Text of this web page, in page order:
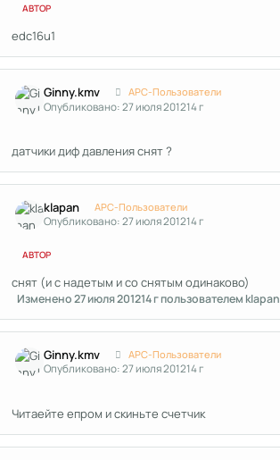
АВТОР
edc16u1
Ginny.kmv APC-Пользователи
Опубликовано:27 июля 201214 г
датчики диф давления снят ?
klapan APC-Пользователи
Опубликовано:27 июля 201214 г
АВТОР
снят (и с надетым и со снятым одинаково)
Изменено27 июля 201214 гпользователем klapan
Ginny.kmv APC-Пользователи
Опубликовано:27 июля 201214 г
Читаейте епром и скиньте счетчик